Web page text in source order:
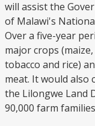
will assist the
of Malawi's
Over a five-year
major crops
tobacco and rice)
meat. It would also
the Lilongwe Land
90,000 farm